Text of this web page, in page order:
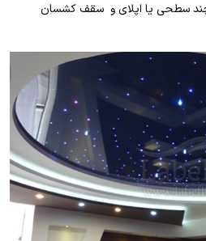
سطحی یا اپلای و سقف کشسان